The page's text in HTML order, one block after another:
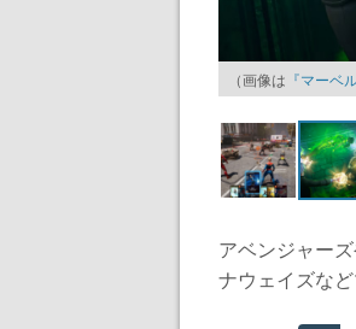
（画像は 『マーベ
アベンジャー
ナウェイズな